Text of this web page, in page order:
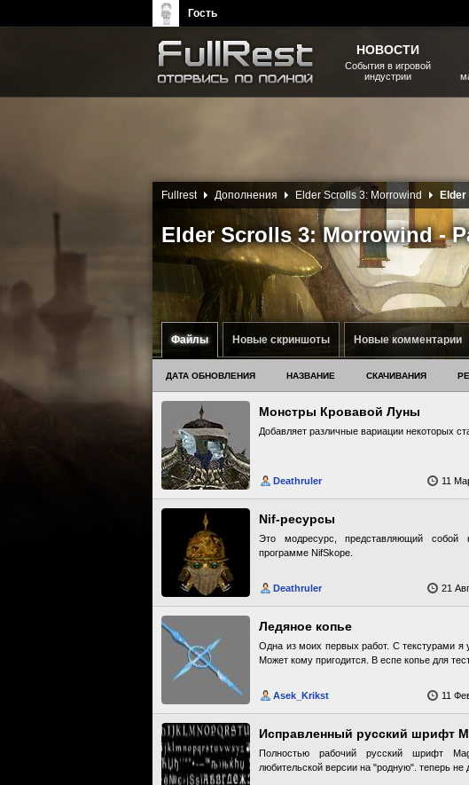
Файлы Новые скриншоты Новые комментарии
Elder Scrolls 3: Morrowind -
Fullrest Дополнения Elder Scrolls 3: Morrowind
ДАТА ОБНОВЛЕНИЯ НАЗВАНИЕ СКАЧИВАНИЯ
Монстры Кровавой Луны
Добавляет различные вариации некоторых
Deathruler 11
Nif-ресурсы
Это модресурс, представляющий собой
программе NifSkope.
Deathruler 21
Ледяное копье
Одна из моих первых работ. С текстурами я
Может кому пригодится. В еспе копье для
Asek_Krikst 11
Исправленный русский шрифт
Полностью рабочий русский шрифт
любительской версии на "родную". теперь
НОВОСТИ
События в игровой
индустрии
Гость